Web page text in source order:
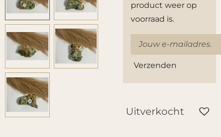
product weer op
voorraad is.
Verzenden
Uitverkocht